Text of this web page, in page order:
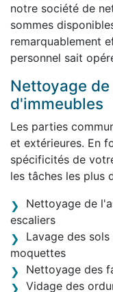
notre société de
sommes
remarquablement
personnel sait
Nettoyage
d'immeubles
Les parties
et extérieures. En
spécificités de
les tâches les plus
Nettoyage de
escaliers
Lavage des
moquettes
Nettoyage des
Vidage des